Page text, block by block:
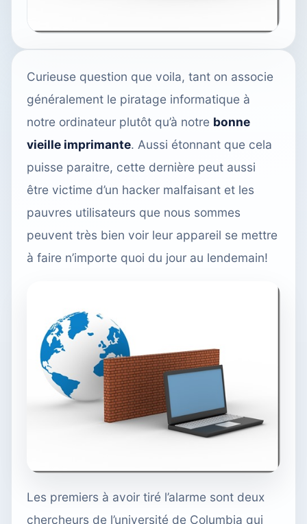
Curieuse question que voila, tant on associe
généralement le piratage informatique à
notre ordinateur plutôt qu’à notre bonne
vieille imprimante. Aussi étonnant que cela
puisse paraitre, cette dernière peut aussi
être victime d’un hacker malfaisant et les
pauvres utilisateurs que nous sommes
peuvent très bien voir leur appareil se mettre
à faire n’importe quoi du jour au lendemain!
Les premiers à avoir tiré l’alarme sont deux
chercheurs de l’université de Columbia qui